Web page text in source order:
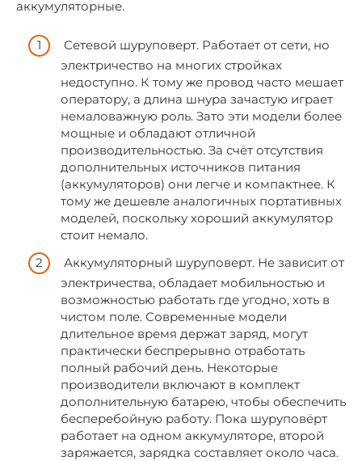
аккумуляторные.
Сетевой шуруповерт. Работает от сети, но
электричество на многих стройках
недоступно. К тому же провод часто мешает
оператору, а длина шнура зачастую играет
немаловажную роль. Зато эти модели более
мощные и обладают отличной
производительностью. За счёт отсутствия
дополнительных источников питания
(аккумуляторов) они легче и компактнее. К
тому же дешевле аналогичных портативных
моделей, поскольку хороший аккумулятор
стоит немало.
Аккумуляторный шуруповерт. Не зависит от
электричества, обладает мобильностью и
возможностью работать где угодно, хоть в
чистом поле. Современные модели
длительное время держат заряд, могут
практически беспрерывно отработать
полный рабочий день. Некоторые
производители включают в комплект
дополнительную батарею, чтобы обеспечить
бесперебойную работу. Пока шуруповёрт
работает на одном аккумуляторе, второй
заряжается, зарядка составляет около часа.